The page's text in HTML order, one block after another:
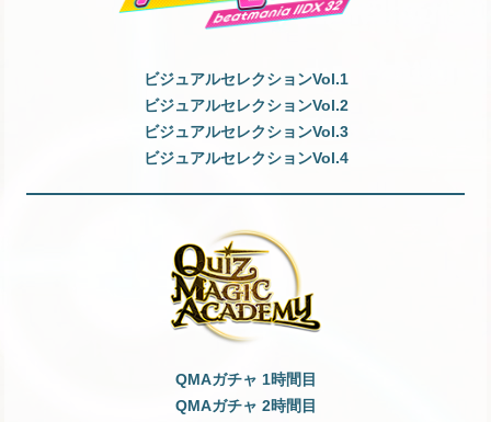
ビジュアルセレクションVol.1
ビジュアルセレクションVol.2
ビジュアルセレクションVol.3
ビジュアルセレクションVol.4
QMAガチャ 1時間目
QMAガチャ 2時間目